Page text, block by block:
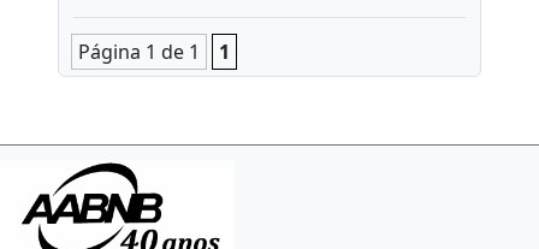
Página 1 de 1 1